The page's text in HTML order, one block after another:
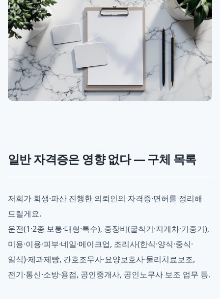
일반 자격증은 영향 없다 — 구체 목록
저희가 회생·파산 진행한 의뢰인의 자격증·면허를 정리해
드릴게요.
운전(1·2종 보통·대형·특수), 중장비(굴착기·지게차·기중기),
미용·이용·피부·네일·메이크업, 조리사(한식·양식·중식·
일식)·제과제빵, 간호조무사·요양보호사·물리치료보조,
전기·통신·소방·용접, 공인중개사, 공인노무사 보조 업무 등.